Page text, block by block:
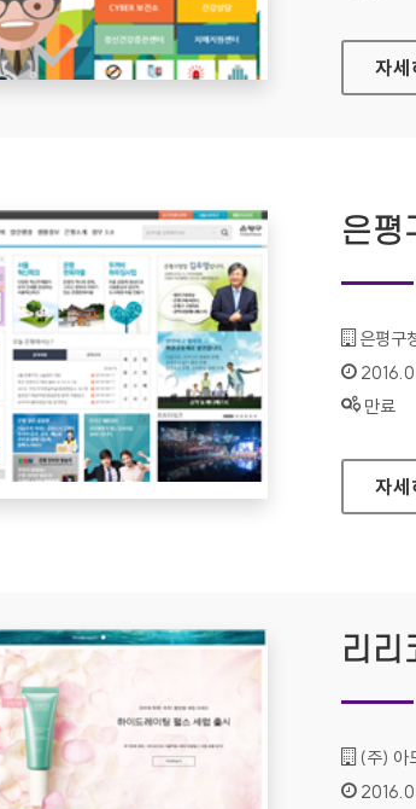
은
자세
은평
기관명 :
은평구
인증기
상태 :
만료
은평
자세
리리
기관명 :
(주) 아
인증기